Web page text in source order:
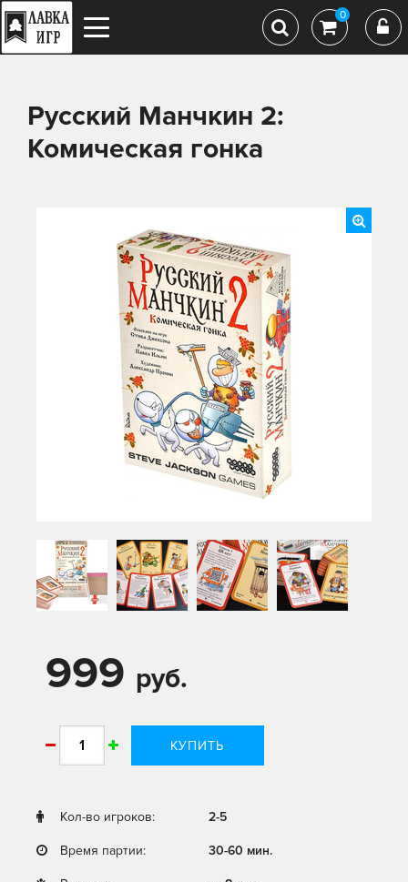
0
Русский Манчкин 2:
Комическая гонка
999 руб.
КУПИТЬ
Кол-во игроков: 2-5
Время партии: 30-60 мин.